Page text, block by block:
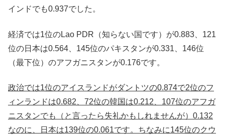
インドでも0.937でした。
経済では1位のLao PDR（知らない国です）が0.883、121
位の日本は0.564、145位のパキスタンが0.331、146位
（最下位）のアフガニスタンが0.176です。
政治では1位のアイスランドがダントツの0.874で2位のフ
ィンランドは0.682、72位の韓国は0.212、107位のアフガ
ニスタンでも（と言ったら失礼かもしれませんが）0.132
なのに、日本は139位の0.061です。ちなみに145位のクウ